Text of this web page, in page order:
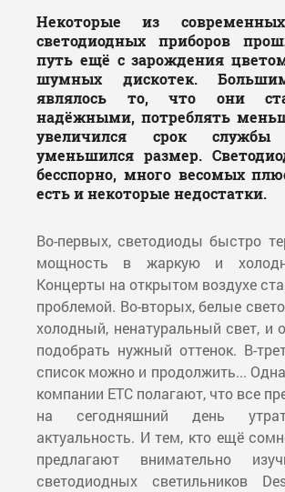
Некоторые из
светодиодных приборов
путь ещё с зарождения
шумных дискотек.
являлось то, что они
надёжными, потреблять
увеличился срок
уменьшился размер.
бесспорно, много весомых
есть и некоторые недостатки.
Во-первых, светодиоды быстро
мощность в жаркую и
Концерты на открытом воздухе
проблемой. Во-вторых, белые
холодный, ненатуральный свет, и
подобрать нужный оттенок. В-
список можно и продолжить...
компании ETC полагают, что все
на сегодняшний день
актуальность. И тем, кто ещё
предлагают внимательно
светодиодных светильников